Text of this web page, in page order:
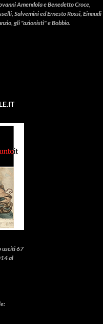
Amendola e Benedetto Croce,
Salvemini ed Ernesto Rossi, Einaudi
gli "azionisti" e Bobbio.
usciti 67
al